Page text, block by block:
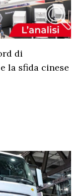
di
la sfida cinese